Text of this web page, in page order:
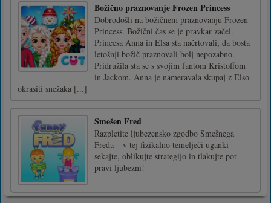
Božično praznovanje Frozen Princess
Dobrodošli na božičnem praznovanju Frozen
Princess. Božični čas se je pravkar začel.
Princesa Anna in Elsa sta načrtovali, da bosta
letošnji božič praznovali bolj nepozabno.
Pridružila sta se s svojim fantom Kristoffom
in Jackom. Anna je nameravala skupaj z Elso
okrasiti snežaka [...]
Smešen Fred
Razpletite ljubezensko zgodbo Smešnega
Freda – v tej fizikalno temelječi uganki
sekajte, oblikujte strategijo in tlakujte pot
pravi ljubezni!